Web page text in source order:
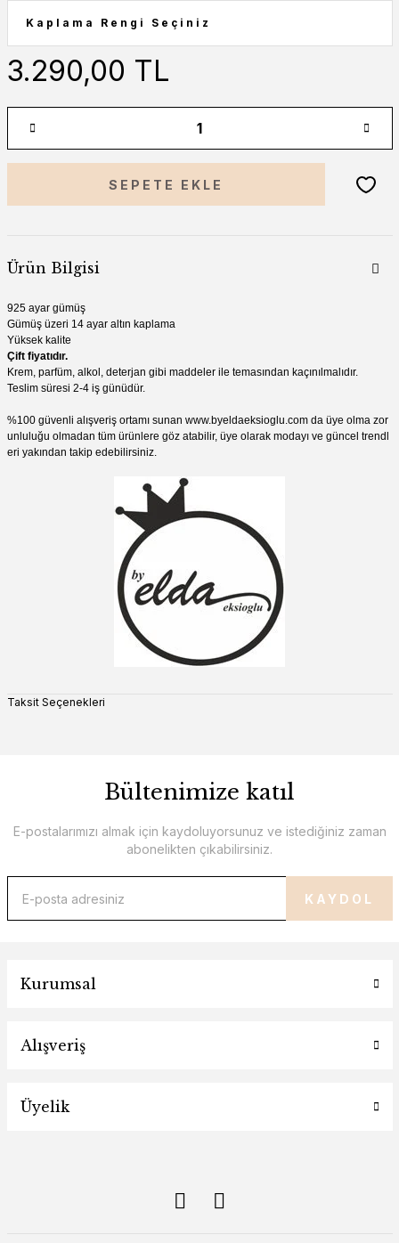
3.290,00 TL
SEPETE EKLE
Ürün Bilgisi
925 ayar gümüş
Gümüş üzeri 14 ayar altın kaplama
Yüksek kalite
Çift fiyatıdır.
Krem, parfüm, alkol, deterjan gibi madde ler ile temasından kaçınılmalıdır.
Teslim süresi 2-4 iş günüdür.
%100 güvenli alışveriş ortamı sunan www.byeldaeksioglu.comda üye olma zor
unluluğu olmadan tüm ürünlere göz atabilir, üye olarak modayı ve güncel trendl
eri yakından takip edebilirsiniz.
Taksit Seçenekleri
Bültenimize katıl
E-postalarımızı almak için kaydoluyorsunuz ve istediğiniz zaman
abonelikten çıkabilirsiniz.
KAYDOL
Kurumsal
Alışveriş
Üyelik